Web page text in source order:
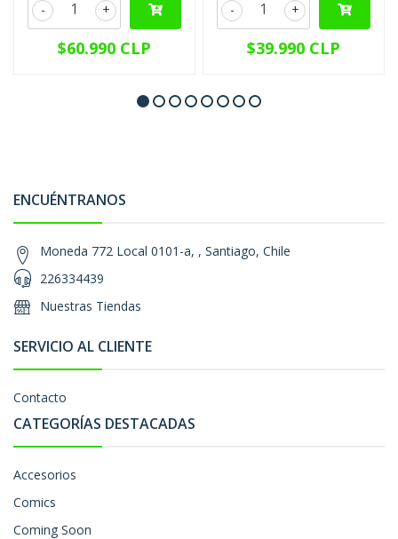
+
-
$60.990 CLP
+
-
$39.990 CLP
ENCUÉNTRANOS
Moneda 772 Local 0101-a, , Santiago, Chile
226334439
Nuestras Tiendas
SERVICIO AL CLIENTE
Contacto
CATEGORÍAS DESTACADAS
Accesorios
Comics
Coming Soon